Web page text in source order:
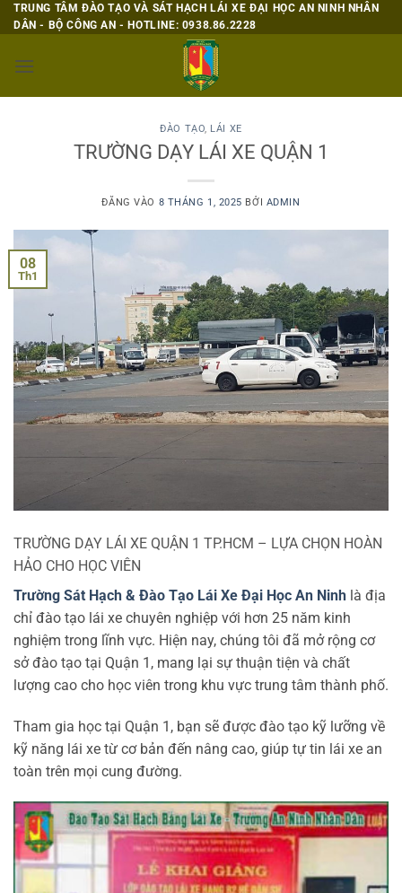
Bỏ
qua
dung
TRUNG TÂM ĐÀO TẠO VÀ SÁT HẠCH LÁI XE ĐẠI HỌC AN NINH NHÂN
DÂN - BỘ CÔNG AN - HOTLINE: 0938.86.2228
ĐÀO TẠO, LÁI XE
TRƯỜNG DẠY LÁI XE QUẬN 1
ĐĂNG VÀO 8 THÁNG 1, 2025 BỞI ADMIN
08
Th1
TRƯỜNG DẠY LÁI XE QUẬN 1 TP.HCM – LỰA CHỌN HOÀN
HẢO CHO HỌC VIÊN
Trường Sát Hạch & Đào Tạo Lái Xe Đại Học An Ninh là địa
chỉ đào tạo lái xe chuyên nghiệp với hơn 25 năm kinh
nghiệm trong lĩnh vực. Hiện nay, chúng tôi đã mở rộng cơ
sở đào tạo tại Quận 1, mang lại sự thuận tiện và chất
lượng cao cho học viên trong khu vực trung tâm thành phố.
Tham gia học tại Quận 1, bạn sẽ được đào tạo kỹ lưỡng về
kỹ năng lái xe từ cơ bản đến nâng cao, giúp tự tin lái xe an
toàn trên mọi cung đường.